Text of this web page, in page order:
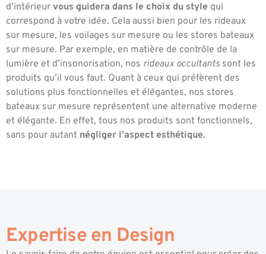
d’intérieur vous guidera dans le choix du style qui
correspond à votre idée. Cela aussi bien pour les rideaux
sur mesure, les voilages sur mesure ou les stores bateaux
sur mesure. Par exemple, en matière de contrôle de la
lumière et d’insonorisation, nos rideaux occultants sont les
produits qu’il vous faut. Quant à ceux qui préfèrent des
solutions plus fonctionnelles et élégantes, nos stores
bateaux sur mesure représentent une alternative moderne
et élégante. En effet, tous nos produits sont fonctionnels,
sans pour autant négliger l’aspect esthétique.
Expertise en Design